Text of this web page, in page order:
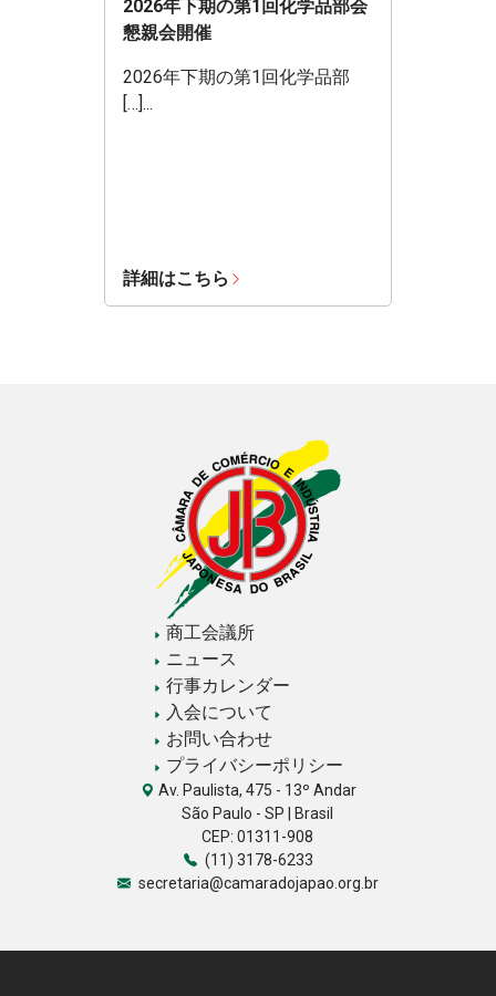
2026年下期の第1回化学品部会
懇親会開催
2026年下期の第1回化学品部
[…]...
詳細はこちら
商工会議所
ニュース
行事カレンダー
入会について
お問い合わせ
プライバシーポリシー
Av. Paulista, 475 - 13º Andar
São Paulo - SP | Brasil
CEP: 01311-908
(11) 3178-6233
secretaria@camaradojapao.org.br